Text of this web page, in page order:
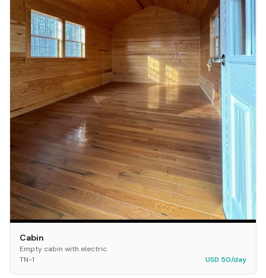
Cabin
Empty cabin with electric
TN-1
USD 50/day